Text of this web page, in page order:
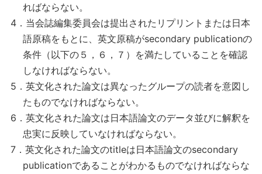
ればならない。
4．当会誌編集委員会は提出されたリプリントまたは日本
語原稿をもとに、英文原稿がsecondary publicationの
条件（以下の５，６，７）を満たしていることを確認
しなければならない。
5．英文化された論文は異なったグループの読者を意図し
たものでなければならない。
6．英文化された論文は日本語論文のデータ並びに解釈を
忠実に反映していなければならない。
7．英文化された論文のtitleは日本語論文のsecondary
publicationであることがわかるものでなければならな